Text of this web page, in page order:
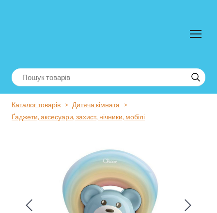
Каталог товарів
Дитяча кімната
Ґаджети, аксесуари, захист, нічники, мобілі